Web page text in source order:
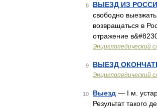
8 ВЫЕЗД ИЗ
свободно
возвращаться в
отражение
Энциклопедический
9 ВЫЕЗД
Энциклопедический
10 Выезд — I м.
Результат такого